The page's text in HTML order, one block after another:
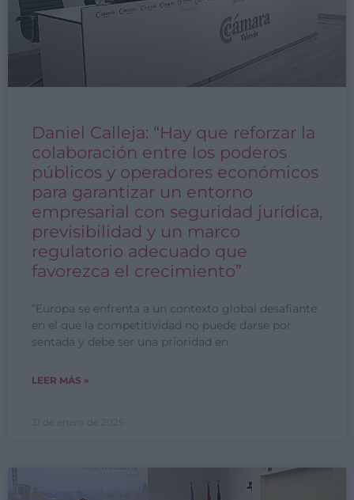
Daniel Calleja: “Hay que reforzar la
colaboración entre los poderos
públicos y operadores económicos
para garantizar un entorno
empresarial con seguridad jurídica,
previsibilidad y un marco
regulatorio adecuado que
favorezca el crecimiento”
“Europa se enfrenta a un contexto global desafiante
en el que la competitividad no puede darse por
sentada y debe ser una prioridad en
LEER MÁS »